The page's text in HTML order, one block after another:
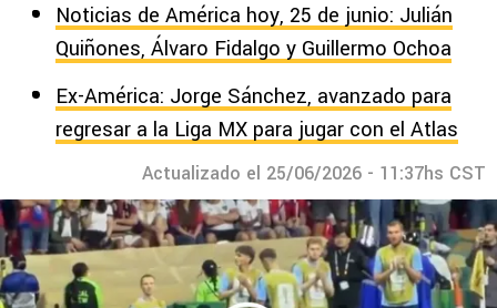
Noticias de América hoy, 25 de junio: Julián
Quiñones, Álvaro Fidalgo y Guillermo Ochoa
Ex-América: Jorge Sánchez, avanzado para
regresar a la Liga MX para jugar con el Atlas
Actualizado el 25/06/2026 - 11:37hs CST